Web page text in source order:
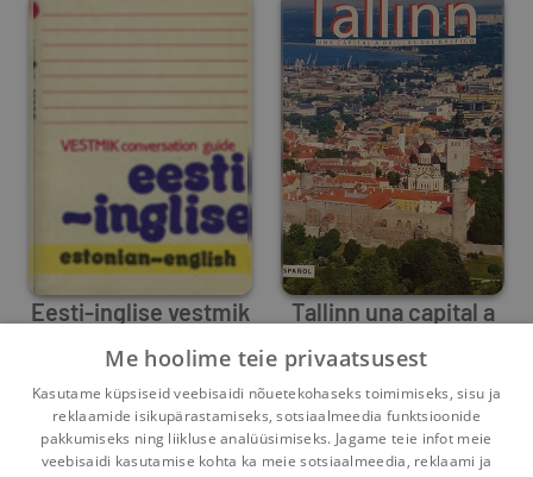
Eesti-inglise vestmik
4 0
Tallinn una capital a
orillas del Baltico
0 0
Me hoolime teie privaatsusest
Kasutame küpsiseid veebisaidi nõuetekohaseks toimimiseks, sisu ja
reklaamide isikupärastamiseks, sotsiaalmeedia funktsioonide
pakkumiseks ning liikluse analüüsimiseks. Jagame teie infot meie
veebisaidi kasutamise kohta ka meie sotsiaalmeedia, reklaami ja